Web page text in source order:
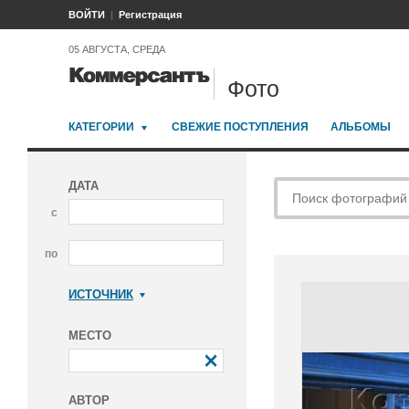
ВОЙТИ Регистрация
05 АВГУСТА, СРЕДА
Фото
КАТЕГОРИИ СВЕЖИЕ ПОСТУПЛЕНИЯ АЛЬБОМЫ
ДАТА
с
по
ИСТОЧНИК
МЕСТО
АВТОР